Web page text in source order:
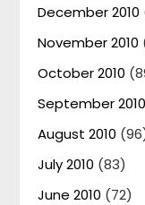
December 2010
November 2010
October 2010
September 2010
August 2010
July 2010 (83)
June 2010 (72)